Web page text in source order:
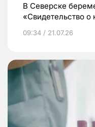
В Северске
«Свидетельство о
09:34 / 21.07.26